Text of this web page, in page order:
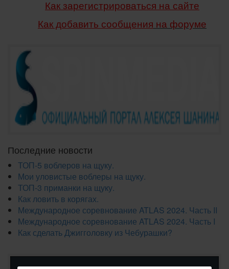
Как зарегистрироваться на сайте
Как добавить сообщения на форуме
Последние новости
ТОП-5 воблеров на щуку.
Мои уловистые воблеры на щуку.
ТОП-3 приманки на щуку.
Как ловить в корягах.
Международное соревнование ATLAS 2024. Часть II
Международное соревнование ATLAS 2024. Часть I
Как сделать Джигголовку из Чебурашки?